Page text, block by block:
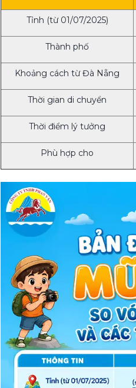
Tỉnh (từ 01/07/2025)
Thành phố
Khoảng cách từ Đà Nẵng
Thời gian di chuyển
Thời điểm lý tưởng
Phù hợp cho